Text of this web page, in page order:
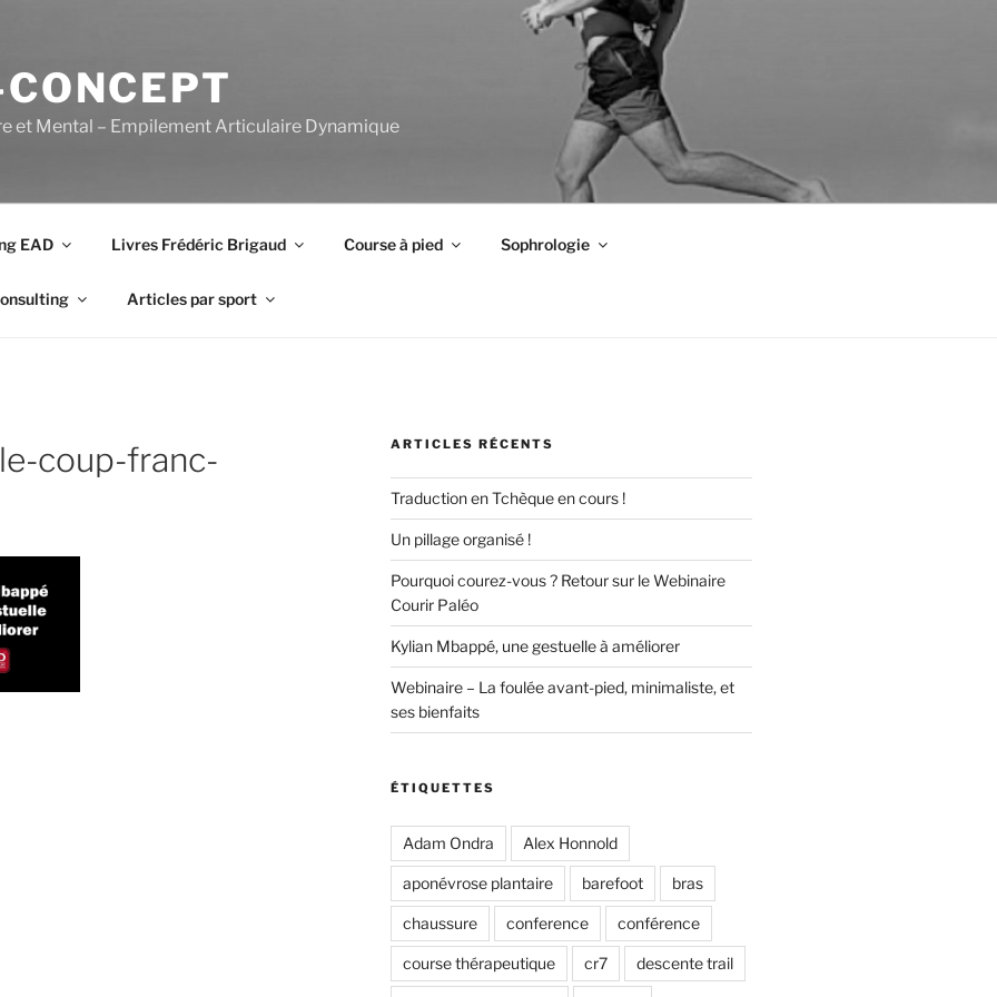
et Mental – Empilement Articulaire Dynamique
EAD Livres Frédéric Brigaud Course à pied Sophrologie
Articles par sport
coup-franc-
ARTICLES RÉCENTS
Traduction en Tchèque en cours !
Un pillage organisé !
Pourquoi courez-vous ? Retour sur le Webinaire
Courir Paléo
Kylian Mbappé, une gestuelle à améliorer
Webinaire – La foulée avant-pied, minimaliste, et
ses bienfaits
ÉTIQUETTES
Adam Ondra Alex Honnold
aponévrose plantaire barefoot bras
chaussure conference conférence
course thérapeutique cr7 descente trail